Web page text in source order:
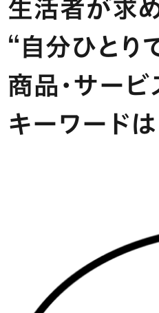
生活者が求め
“自分ひとり
商品･サービ
キーワードは